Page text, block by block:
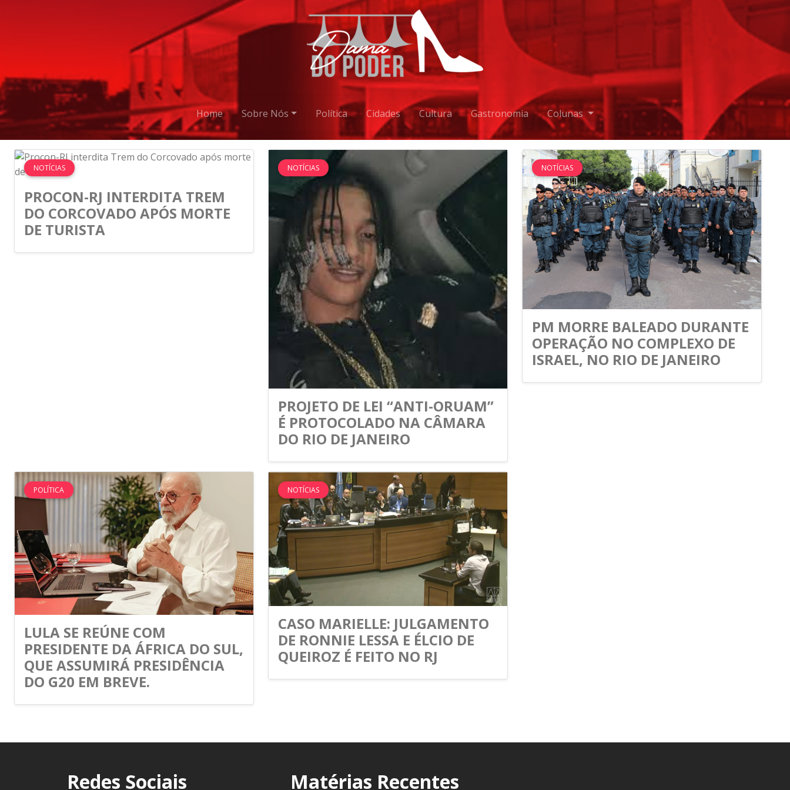
Home Sobre Nós Política Cidades Cultura Gastronomia Colunas
NOTÍCIAS
PROCON-RJ INTERDITA TREM
DO CORCOVADO APÓS MORTE
DE TURISTA
NOTÍCIAS
PROJETO DE LEI “ANTI-ORUAM”
É PROTOCOLADO NA CÂMARA
DO RIO DE JANEIRO
NOTÍCIAS
PM MORRE BALEADO DURANTE
OPERAÇÃO NO COMPLEXO DE
ISRAEL, NO RIO DE JANEIRO
POLÍTICA
LULA SE REÚNE COM
PRESIDENTE DA ÁFRICA DO SUL,
QUE ASSUMIRÁ PRESIDÊNCIA
DO G20 EM BREVE.
NOTÍCIAS
CASO MARIELLE: JULGAMENTO
DE RONNIE LESSA E ÉLCIO DE
QUEIROZ É FEITO NO RJ
Redes Sociais Matérias Recentes